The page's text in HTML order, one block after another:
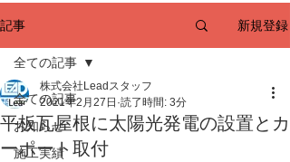
記事 新規登録
全ての記事
お知らせ
施工実績
全ての記事
平板瓦屋根に太陽光発電の設置とカ
ーポート取付
株式会社Leadスタッフ
2021年2月27日 読了時間: 3分